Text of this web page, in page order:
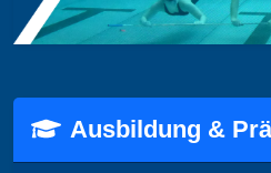
Ausbildung &